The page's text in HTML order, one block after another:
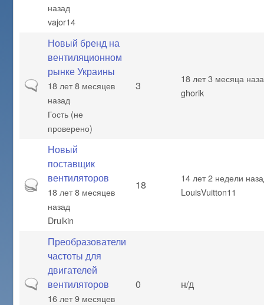
назад
vajor14
Обычная тема
Новый бренд на
вентиляционном
рынке Украины
18 лет 8 месяцев
назад
Гость (не
проверено)
3
18 лет 3 месяца
ghorik
Горячая тема
Новый
поставщик
вентиляторов
18 лет 8 месяцев
назад
Drulkin
18
14 лет 2 недели
LouisVuitton11
Обычная тема
Преобразователи
частоты для
двигателей
вентиляторов
16 лет 9 месяцев
0 н/д